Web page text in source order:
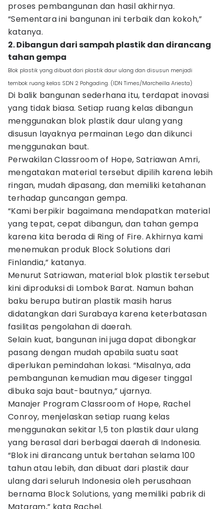
proses pembangunan dan hasil akhirnya.
“Sementara ini bangunan ini terbaik dan kokoh,”
katanya.
2. Dibangun dari sampah plastik dan dirancang
tahan gempa
Blok plastik yang dibuat dari plastik daur ulang dan disusun menjadi
tembok ruang kelas SDN 2 Pohgading. (IDN Times/Marcheilla Ariesta)
Di balik bangunan sederhana itu, terdapat inovasi
yang tidak biasa. Setiap ruang kelas dibangun
menggunakan blok plastik daur ulang yang
disusun layaknya permainan Lego dan dikunci
menggunakan baut.
Perwakilan Classroom of Hope, Satriawan Amri,
mengatakan material tersebut dipilih karena lebih
ringan, mudah dipasang, dan memiliki ketahanan
terhadap guncangan gempa.
“Kami berpikir bagaimana mendapatkan material
yang tepat, cepat dibangun, dan tahan gempa
karena kita berada di Ring of Fire. Akhirnya kami
menemukan produk Block Solutions dari
Finlandia,” katanya.
Menurut Satriawan, material blok plastik tersebut
kini diproduksi di Lombok Barat. Namun bahan
baku berupa butiran plastik masih harus
didatangkan dari Surabaya karena keterbatasan
fasilitas pengolahan di daerah.
Selain kuat, bangunan ini juga dapat dibongkar
pasang dengan mudah apabila suatu saat
diperlukan pemindahan lokasi. “Misalnya, ada
pembangunan kemudian mau digeser tinggal
dibuka saja baut-bautnya,” ujarnya.
Manajer Program Classroom of Hope, Rachel
Conroy, menjelaskan setiap ruang kelas
menggunakan sekitar 1,5 ton plastik daur ulang
yang berasal dari berbagai daerah di Indonesia.
“Blok ini dirancang untuk bertahan selama 100
tahun atau lebih, dan dibuat dari plastik daur
ulang dari seluruh Indonesia oleh perusahaan
bernama Block Solutions, yang memiliki pabrik di